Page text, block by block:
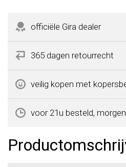
officiële Gira dealer
365 dagen retourrecht
veilig kopen met
voor 21u besteld,